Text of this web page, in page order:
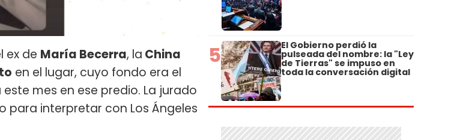
ex de María Becerra, la China
en el lugar, cuyo fondo era el
mes en ese predio. La jurado
para interpretar con Los Ángeles
5 El Gobierno perdió la
pulseada del nombre: la "Ley
de Tierras" se impuso en
toda la conversación digital